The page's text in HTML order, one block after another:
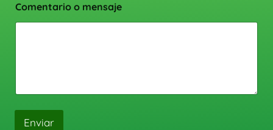
Comentario o mensaje
Enviar